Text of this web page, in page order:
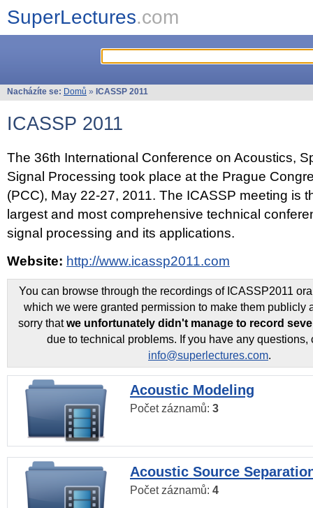
SuperLectures.com
Nacházíte se: Domů » ICASSP 2011
ICASSP 2011
The 36th International Conference on Acoustics,
Signal Processing took place at the Prague
(PCC), May 22-27, 2011. The ICASSP meeting is
largest and most comprehensive technical
signal processing and its applications.
Website: http://www.icassp2011.com
You can browse through the recordings of ICASSP2011
which we were granted permission to make them publicly
sorry thatwe unfortunately didn't manage to record
due to technical problems. If you have any questions,
info@superlectures.com.
Acoustic Modeling
Počet záznamů: 3
Acoustic Source
Počet záznamů: 4